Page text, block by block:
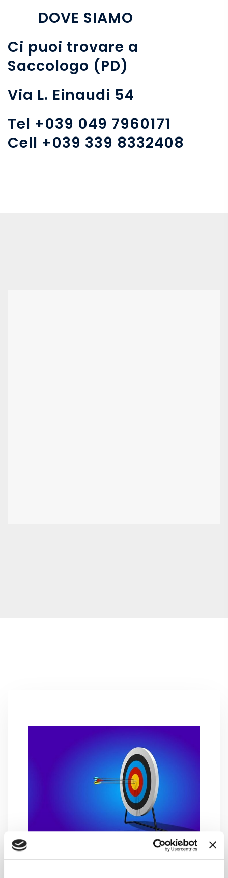
DOVE SIAMO
Ci puoi trovare a
Saccologo (PD)
Via L. Einaudi 54
Tel +039 049 7960171
Cell +039 339 8332408